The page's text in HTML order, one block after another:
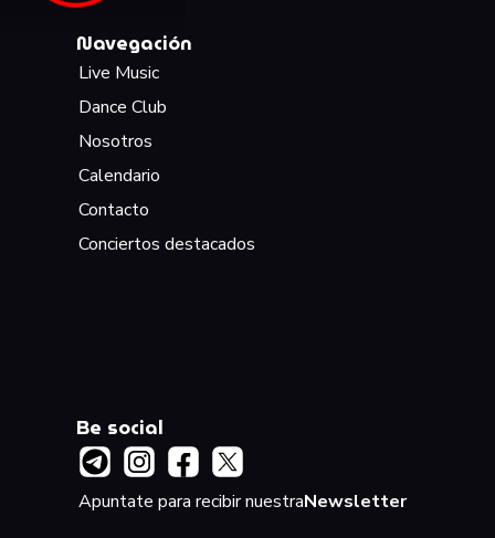
Navegación
Live Music
Dance Club
Nosotros
Calendario
Contacto
Conciertos destacados
Be social
Apuntate para recibir nuestraNewsletter